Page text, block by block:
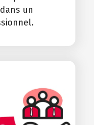
un